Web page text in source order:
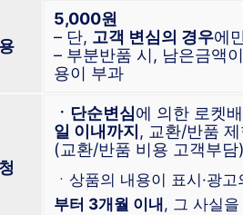
5,000원
– 단, 고객 변심의 경우에
– 부분반품 시, 남은금액
용이 부과
ㆍ단순변심에 의한 로켓
일 이내까지 , 교환/반품
(교환/반품 비용 고객부담
ㆍ상품의 내용이 표시·광
부터 3개월 이내 , 그 사실